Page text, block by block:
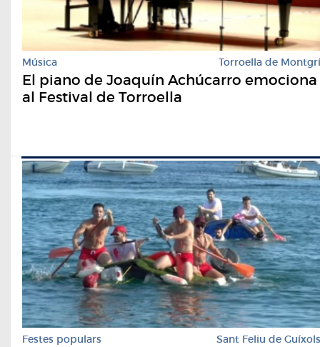
Música Torroella de Montgrí
El piano de Joaquín Achúcarro emociona
al Festival de Torroella
Festes populars Sant Feliu de Guíxols